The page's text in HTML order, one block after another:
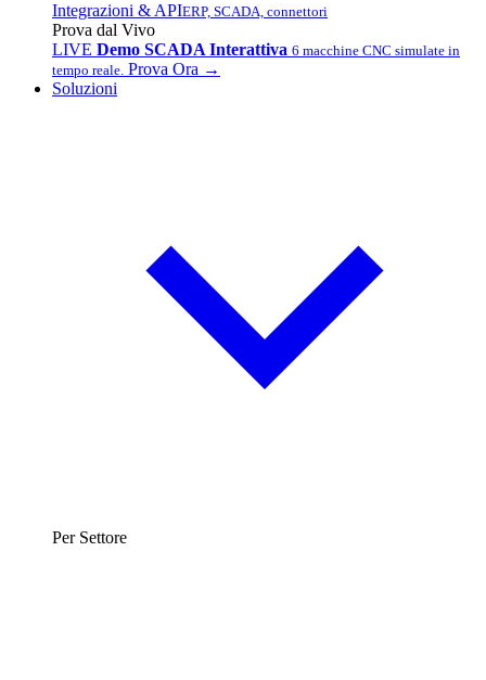
Integrazioni & APIERP, SCADA, connettori
Prova dal Vivo
LIVE Demo SCADA Interattiva 6 macchine CNC simulate in
tempo reale. Prova Ora →
Soluzioni
Per Settore